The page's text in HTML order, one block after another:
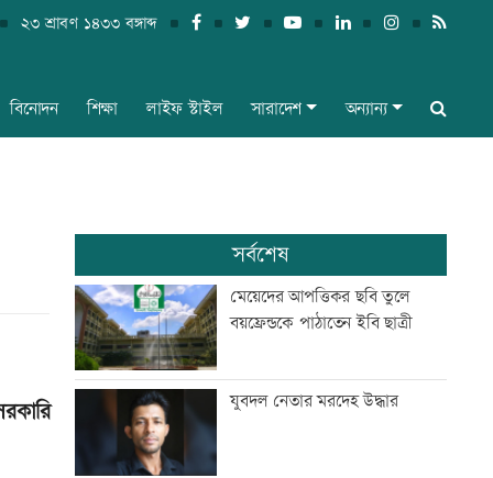
২৩ শ্রাবণ ১৪৩৩ বঙ্গাব্দ
বিনোদন শিক্ষা লাইফ স্টাইল সারাদেশ অন্যান্য
সর্বশেষ
মেয়েদের আপত্তিকর ছবি তুলে
বয়ফ্রেন্ডকে পাঠাতেন ইবি ছাত্রী
যুবদল নেতার মরদেহ উদ্ধার